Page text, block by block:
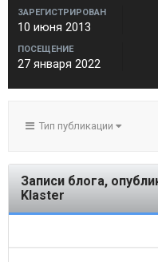
ЗАРЕГИСТРИРОВАН
10 июня 2013
ПОСЕЩЕНИЕ
27 января 2022
Тип публикации
Записи блога,
Klaster